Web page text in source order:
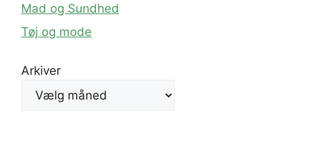
Mad og Sundhed
Tøj og mode
Arkiver